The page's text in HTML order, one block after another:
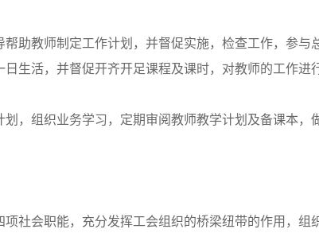
帮助教师制定工作计划，并督促实施，检查工作，参与
日生活，并督促开齐开足课程及课时，对教师的工作
划，组织业务学习，定期审阅教师教学计划及备课本，
项社会职能，充分发挥工会组织的桥梁纽带的作用，